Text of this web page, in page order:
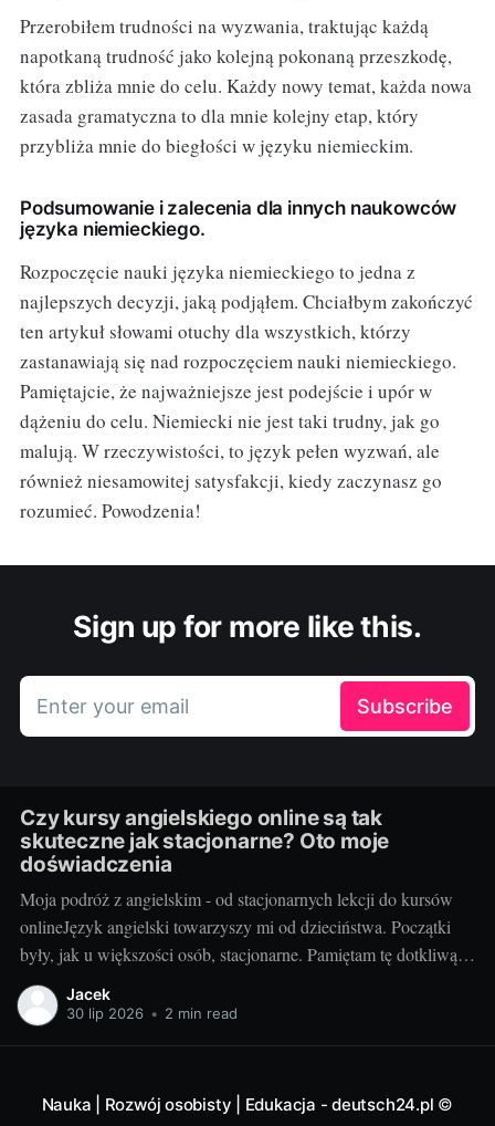
Przerobiłem trudności na wyzwania, traktując każdą
napotkaną trudność jako kolejną pokonaną przeszkodę,
która zbliża mnie do celu. Każdy nowy temat, każda nowa
zasada gramatyczna to dla mnie kolejny etap, który
przybliża mnie do biegłości w języku niemieckim.
Podsumowanie i zalecenia dla innych naukowców
języka niemieckiego.
Rozpoczęcie nauki języka niemieckiego to jedna z
najlepszych decyzji, jaką podjąłem. Chciałbym zakończyć
ten artykuł słowami otuchy dla wszystkich, którzy
zastanawiają się nad rozpoczęciem nauki niemieckiego.
Pamiętajcie, że najważniejsze jest podejście i upór w
dążeniu do celu. Niemiecki nie jest taki trudny, jak go
malują. W rzeczywistości, to język pełen wyzwań, ale
również niesamowitej satysfakcji, kiedy zaczynasz go
rozumieć. Powodzenia!
Sign up for more like this.
Enter your email Subscribe
Czy kursy angielskiego online są tak
skuteczne jak stacjonarne? Oto moje
doświadczenia
Moja podróż z angielskim - od stacjonarnych lekcji do kursów
onlineJęzyk angielski towarzyszy mi od dzieciństwa. Początki
były, jak u większości osób, stacjonarne. Pamiętam tę dotkliwą
niechęć do porannego wstawania, pendolowania do szkoły i
powrotów w gorszym nastroju, niż w momencie wyjścia.
Jacek
30 lip 2026 • 2 min read
Nauka | Rozwój osobisty | Edukacja - deutsch24.pl ©